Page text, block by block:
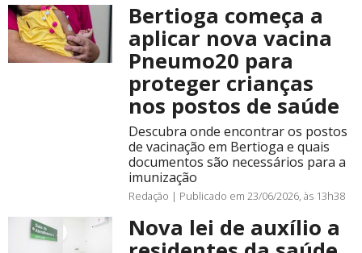
Bertioga começa a
aplicar nova vacina
Pneumo20 para
proteger crianças
nos postos de saúde
Descubra onde encontrar os postos
de vacinação em Bertioga e quais
documentos são necessários para a
imunização
Redação | Publicado em 23/06/2026, às 13h38
Nova lei de auxílio a